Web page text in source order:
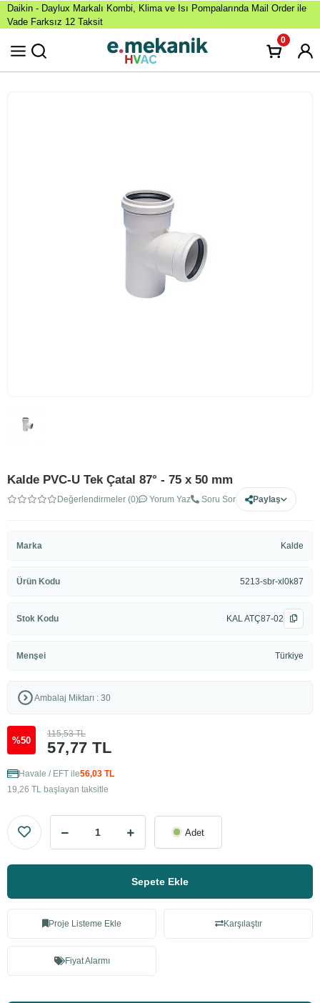
Daikin - Daylux Markalı Kombi, Klima ve Isı Pompalarında Mail Order ile
Vade Farksız 12 Taksit
0
Kalde PVC-U Tek Çatal 87° - 75 x 50 mm
Değerlendirmeler (0) Yorum Yaz Soru Sor Paylaş
Marka Kalde
Ürün Kodu 5213-sbr-xl0k87
Stok Kodu KAL ATÇ87-02
Menşei Türkiye
Ambalaj Miktarı : 30
%50 57,77 TL
115,53 TL
Havale / EFT ile56,03 TL
19,26 TL başlayan taksitle
Adet
Sepete Ekle
Proje Listeme Ekle Karşılaştır
Fiyat Alarmı